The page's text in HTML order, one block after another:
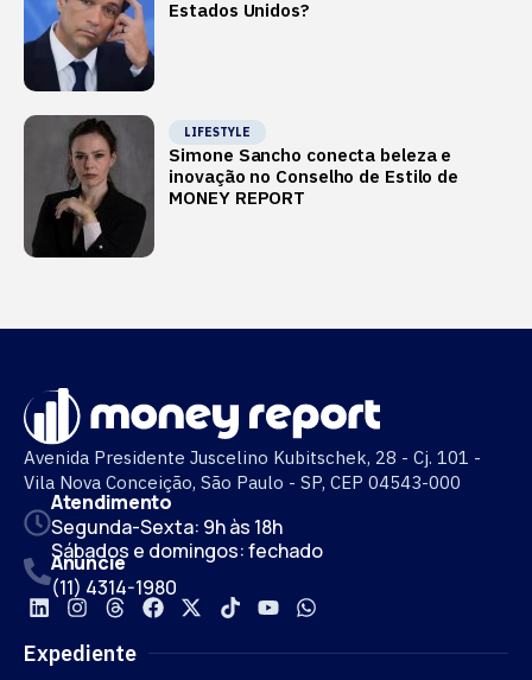
Estados Unidos?
LIFESTYLE
Simone Sancho conecta beleza e
inovação no Conselho de Estilo de
MONEY REPORT
Avenida Presidente Juscelino Kubitschek, 28 - Cj. 101 -
Vila Nova Conceição, São Paulo - SP, CEP 04543-000
Atendimento
Segunda-Sexta: 9h às 18h
Sábados e domingos: fechado
Anuncie
(11) 4314-1980
Expediente